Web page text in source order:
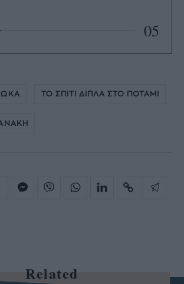
05
ΤΟ ΣΠΙΤΙ ΔΙΠΛΑ ΣΤΟ ΠΟΤΑΜΙ
Related